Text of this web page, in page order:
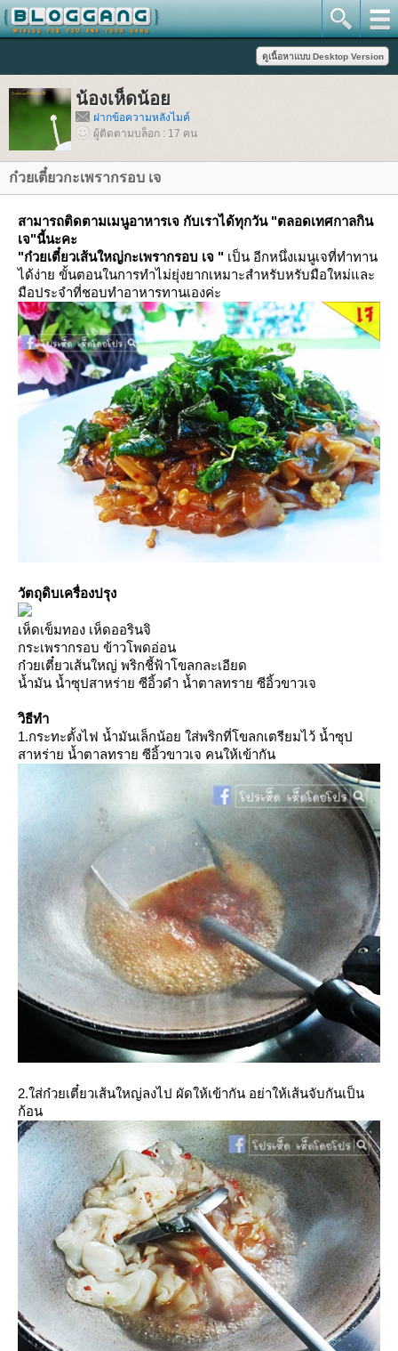
น้องเห็ดน้อ
ฝากข้อความหลังไมค์
ผู้ติดตามบล็อก : 17 คน
ก๋วยเตี๋ยวกะเพรากรอบ เจ
สามารถติดตามเมนูอาหารเจ กับเราได้ทุกวัน "ตลอดเทศกาลกิน
เจ"นี้นะคะ
"ก๋วยเตี๋ยวเส้นใหญ่กะเพรากรอบ เจ " เป็น อีกหนึ่งเมนูเจที่ทำทาน
ได้ง่าย ขั้นตอนในการทำไม่ยุ่งยากเหมาะสำหรับหรับมือใหม่และ
มือประจำที่ชอบทำอาหารทานเองค่ะ
วัตถุดิบเครื่องปรุง
เห็ดเข็มทอง เห็ดออรินจิ
กระเพรากรอบ ข้าวโพดอ่อน
ก๋วยเตี๋ยวเส้นใหญ่ พริกชี้ฟ้าโขลกละเอียด
น้ำมัน น้ำซุปสาหร่าย ซีอิ้วดำ น้ำตาลทราย ซีอิ้วขาวเจ
วิธีทำ
1.กระทะตั้งไฟ น้ำมันเล็กน้อย ใส่พริกที่โขลกเตรียมไว้ น้ำซุป
สาหร่าย น้ำตาลทราย ซีอิ้วขาวเจ คนให้เข้ากัน
2.ใส่ก๋วยเตี๋ยวเส้นใหญ่ลงไป ผัดให้เข้ากัน อย่าให้เส้นจับกันเป็น
ก้อน